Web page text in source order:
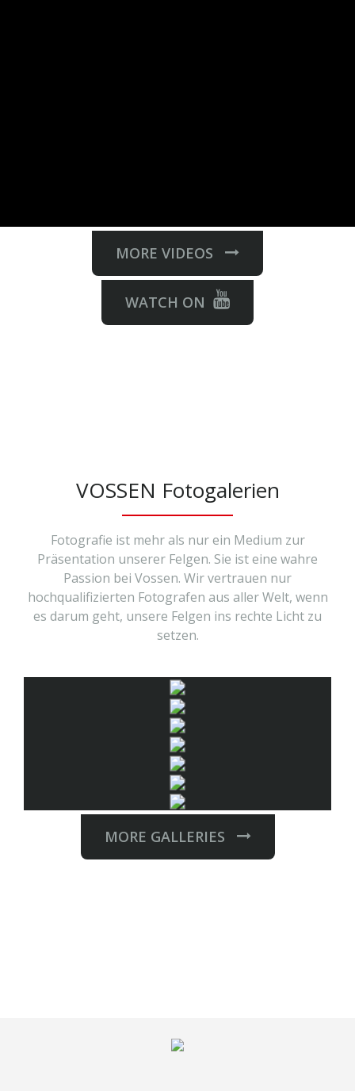
MORE VIDEOS
WATCH ON
VOSSEN Fotogalerien
Fotografie ist mehr als nur ein Medium zur
Präsentation unserer Felgen. Sie ist eine wahre
Passion bei Vossen. Wir vertrauen nur
hochqualifizierten Fotografen aus aller Welt, wenn
es darum geht, unsere Felgen ins rechte Licht zu
setzen.
MORE GALLERIES